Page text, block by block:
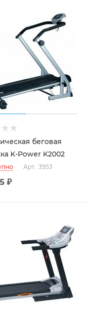
беговая
K-Power K2002
Арт.: 3953
₽